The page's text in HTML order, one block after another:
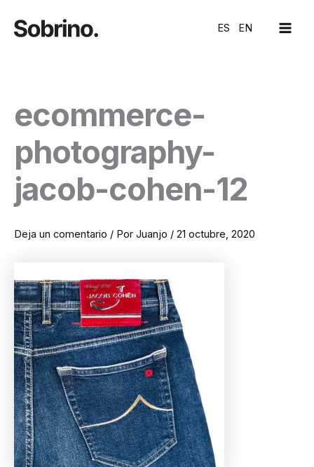
contenido
ES EN
ecommerce-
photography-
jacob-cohen-12
Deja un comentario / Por Juanjo / 21 octubre, 2020